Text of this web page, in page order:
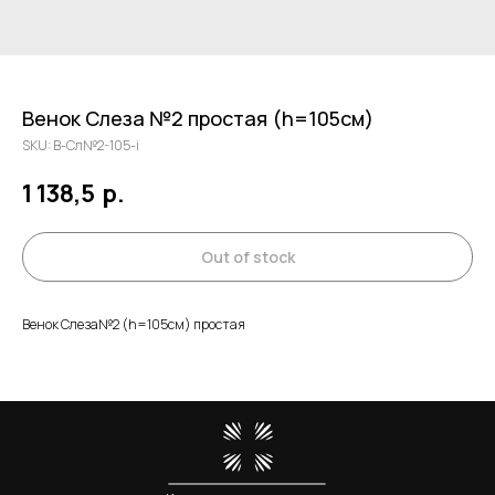
Венок Слеза №2 простая (h=105см)
SKU: В-Сл№2-105-i
1 138,5 р.
Out of stock
Венок Слеза№2 (h=105см) простая